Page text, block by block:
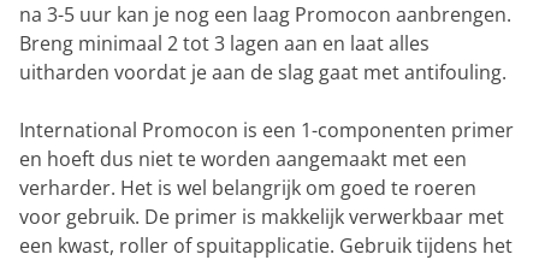
na 3-5 uur kan je nog een laag Promocon aanbrengen.
Breng minimaal 2 tot 3 lagen aan en laat alles
uitharden voordat je aan de slag gaat met antifouling.
International Promocon is een 1-componenten primer
en hoeft dus niet te worden aangemaakt met een
verharder. Het is wel belangrijk om goed te roeren
voor gebruik. De primer is makkelijk verwerkbaar met
een kwast, roller of spuitapplicatie. Gebruik tijdens het